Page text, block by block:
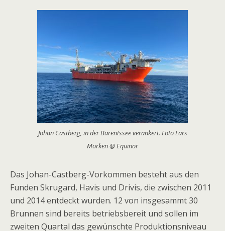
Johan Castberg, in der Barentssee verankert. Foto Lars
Morken @ Equinor
Das Johan-Castberg-Vorkommen besteht aus den
Funden Skrugard, Havis und Drivis, die zwischen 2011
und 2014 entdeckt wurden. 12 von insgesammt 30
Brunnen sind bereits betriebsbereit und sollen im
zweiten Quartal das gewünschte Produktionsniveau